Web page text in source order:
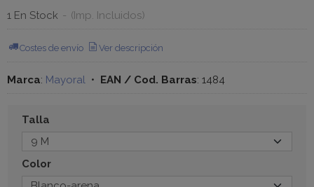
1 En Stock - (Imp. Incluidos)
Costes de envío Ver descripción
Marca: Mayoral • EAN / Cod. Barras: 1484
Talla
Color